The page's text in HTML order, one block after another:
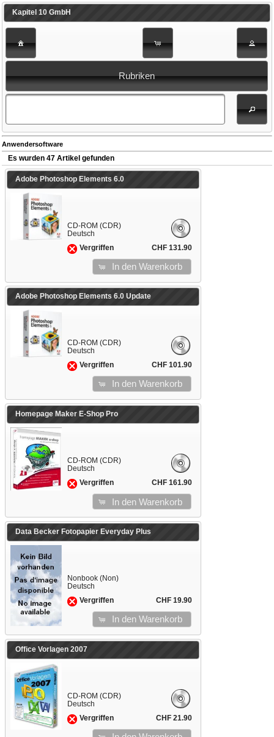
Kapitel 10 GmbH
Rubriken
Anwendersoftware
Es wurden 47 Artikel gefunden
Adobe Photoshop Elements 6.0
CD-ROM (CDR)
Deutsch
Vergriffen
CHF 131.90
In den Warenkorb
Adobe Photoshop Elements 6.0 Update
CD-ROM (CDR)
Deutsch
Vergriffen
CHF 101.90
In den Warenkorb
Homepage Maker E-Shop Pro
CD-ROM (CDR)
Deutsch
Vergriffen
CHF 161.90
In den Warenkorb
Data Becker Fotopapier Everyday Plus
Nonbook (Non)
Deutsch
Vergriffen
CHF 19.90
In den Warenkorb
Office Vorlagen 2007
CD-ROM (CDR)
Deutsch
Vergriffen
CHF 21.90